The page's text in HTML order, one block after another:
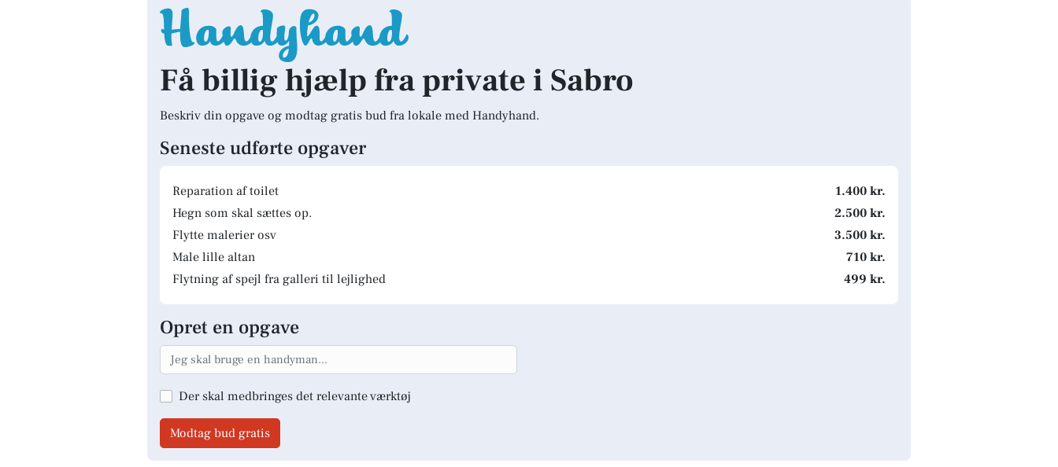
Få billig hjælp fra private i Sabro
Beskriv din opgave og modtag gratis bud fra lokale med Handyhand.
Seneste udførte opgaver
Reparation af toilet
1.400 kr.
Hegn som skal sættes op.
2.500 kr.
Flytte malerier osv
3.500 kr.
Male lille altan
710 kr.
Flytning af spejl fra galleri til lejlighed
499 kr.
Opret en opgave
Der skal medbringes det relevante værktøj
Modtag bud gratis